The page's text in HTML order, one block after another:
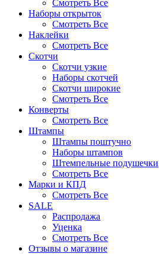
Смотреть Все
Наборы открыток
Смотреть Все
Наклейки
Смотреть Все
Скотчи
Скотчи узкие
Наборы скотчей
Скотчи широкие
Смотреть Все
Конверты
Смотреть Все
Штампы
Штампы поштучно
Наборы штампов
Штемпельные подушечки
Смотреть Все
Марки и КПД
Смотреть Все
SALE
Распродажа
Уценка
Смотреть Все
Отзывы о магазине